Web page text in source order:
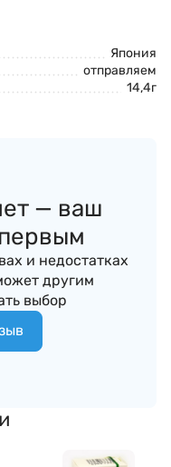
Япония
отправляем
14,4г
— ваш
и недостатках
другим
выбор